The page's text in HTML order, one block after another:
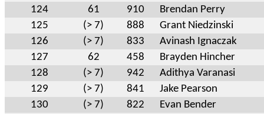
124
61 910
Brendan Perry
125
(> 7) 888
Grant Niedzinski
126
(> 7) 833
Avinash Ignaczak
127
62 458
Brayden Hincher
128
(> 7) 942
Adithya Varanasi
129
(> 7) 841
Jake Pearson
130
(> 7) 822
Evan Bender